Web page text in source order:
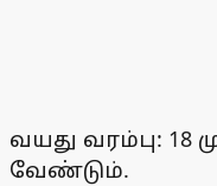
வயது வரம்பு: 18
வேண்டும்.